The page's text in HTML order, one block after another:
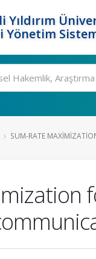
Yıldırım
Yönetim
SUM-RATE